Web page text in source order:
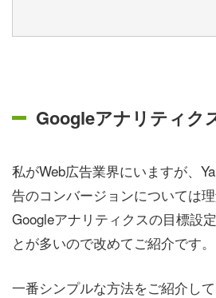
Googleアナリティク
私がWeb広告業界にいますが、
告のコンバージョンについては理
Googleアナリティクスの目標設
とが多いので改めてご紹介です。
一番シンプルな方法をご紹介し